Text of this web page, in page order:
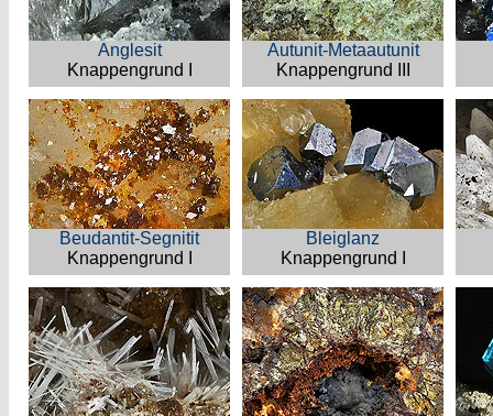
Anglesit
Knappengrund I
Autunit-Metaautunit
Knappengrund III
Beudantit-Segnitit
Knappengrund I
Bleiglanz
Knappengrund I